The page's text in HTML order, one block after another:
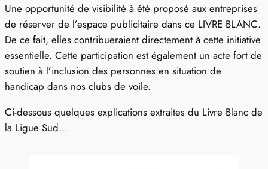
Une opportunité de visibilité à été proposé aux entreprises
de réserver de l’espace publicitaire dans ce LIVRE BLANC.
De ce fait, elles contribueraient directement à cette initiative
essentielle. Cette participation est également un acte fort de
soutien à l’inclusion des personnes en situation de
handicap dans nos clubs de voile.
Ci-dessous quelques explications extraites du Livre Blanc de
la Ligue Sud…